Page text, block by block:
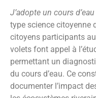
J’adopte un cours d’eau
type science citoyenne
citoyens participants
volets font appel à
permettant un
du cours d’eau. Ce
documenter l’impact